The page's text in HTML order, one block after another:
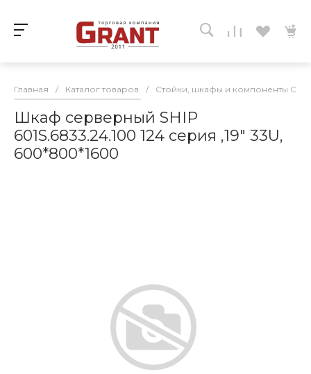
Главная / Каталог товаров / Стойки, шкафы и компоненты СКС
Шкаф серверный SHIP
601S.6833.24.100 124 серия ,19" 33U,
600*800*1600